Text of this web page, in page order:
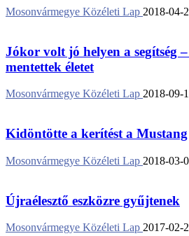
Mosonvármegye Közéleti Lap 2018-04-
Jókor volt jó helyen a segítség
mentettek életet
Mosonvármegye Közéleti Lap 2018-09-
Kidöntötte a kerítést a Mustang
Mosonvármegye Közéleti Lap 2018-03-
Újraélesztő eszközre gyűjtenek
Mosonvármegye Közéleti Lap 2017-02-